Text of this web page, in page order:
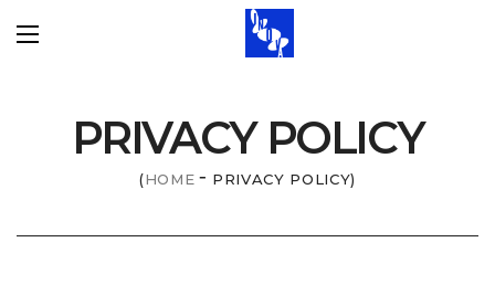
PRIVACY POLICY
HOME PRIVACY POLICY